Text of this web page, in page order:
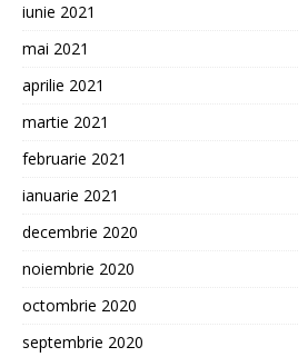
iunie 2021
mai 2021
aprilie 2021
martie 2021
februarie 2021
ianuarie 2021
decembrie 2020
noiembrie 2020
octombrie 2020
septembrie 2020